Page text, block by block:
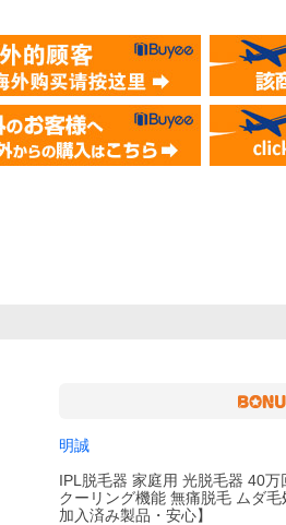
明誠
IPL脱毛器 家庭用 光脱毛器 40
クーリング機能 無痛脱毛 ムダ
加入済み製品・安心】